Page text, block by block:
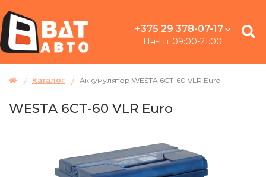
+375 29 378-07-17
Пн-Пт 09:00-21:00
Каталог Аккумулятор WESTA 6СТ-60 VLR Euro
WESTA 6СТ-60 VLR Euro